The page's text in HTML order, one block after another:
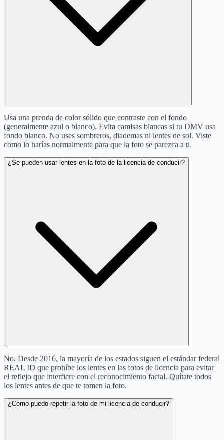
Usa una prenda de color sólido que contraste con el fondo
(generalmente azul o blanco). Evita camisas blancas si tu DMV usa
fondo blanco. No uses sombreros, diademas ni lentes de sol. Viste
como lo harías normalmente para que la foto se parezca a ti.
¿Se pueden usar lentes en la foto de la licencia de conducir?
No. Desde 2016, la mayoría de los estados siguen el estándar federal
REAL ID que prohíbe los lentes en las fotos de licencia para evitar
el reflejo que interfiere con el reconocimiento facial. Quítate todos
los lentes antes de que te tomen la foto.
¿Cómo puedo repetir la foto de mi licencia de conducir?